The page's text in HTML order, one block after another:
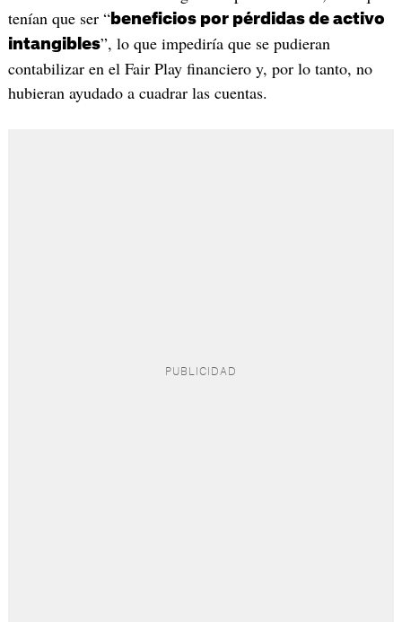
tenían que ser “beneficios por pérdidas de activo
intangibles”, lo que impediría que se pudieran
contabilizar en el Fair Play financiero y, por lo tanto, no
hubieran ayudado a cuadrar las cuentas.